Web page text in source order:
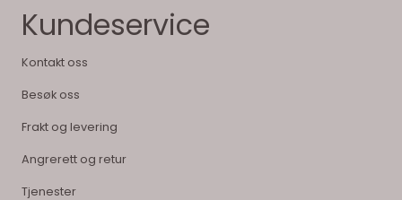
Kundeservice
Kontakt oss
Besøk oss
Frakt og levering
Angrerett og retur
Tjenester